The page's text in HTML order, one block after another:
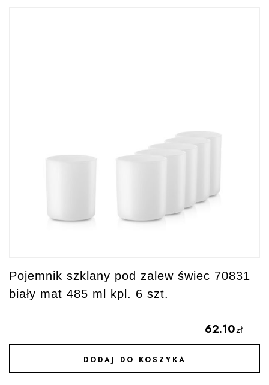
Pojemnik szklany pod zalew świec 70831
biały mat 485 ml kpl. 6 szt.
62.10zł
DODAJ DO KOSZYKA
DODAJ DO ULUBIONYCH